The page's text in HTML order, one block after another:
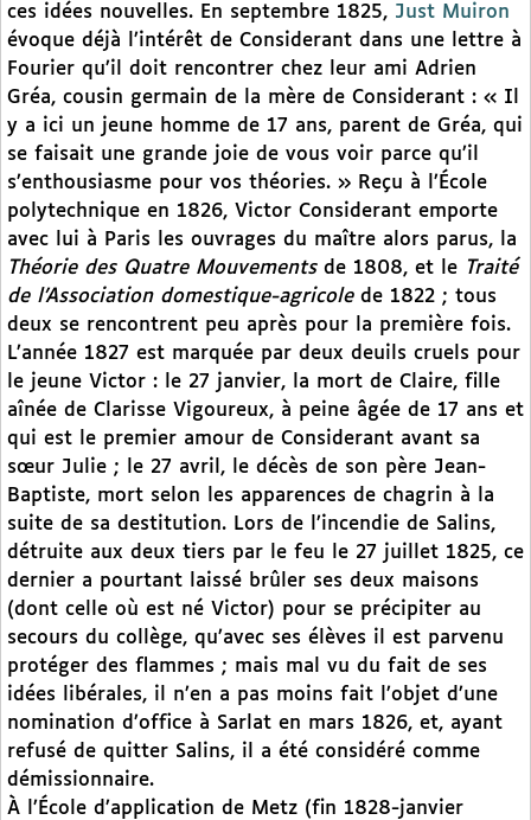
ces idées nouvelles. En septembre 1825, Just Muiron
évoque déjà l’intérêt de Considerant dans une lettre à
Fourier qu’il doit rencontrer chez leur ami Adrien
Gréa, cousin germain de la mère de Considerant : « Il
y a ici un jeune homme de 17 ans, parent de Gréa, qui
se faisait une grande joie de vous voir parce qu’il
s’enthousiasme pour vos théories. » Reçu à l’École
polytechnique en 1826, Victor Considerant emporte
avec lui à Paris les ouvrages du maître alors parus, la
Théorie des Quatre Mouvementsde 1808, et le Traité
de l’Association domestique-agricolede 1822 ; tous
deux se rencontrent peu après pour la première fois.
L’année 1827 est marquée par deux deuils cruels pour
le jeune Victor : le 27 janvier, la mort de Claire, fille
aînée de Clarisse Vigoureux, à peine âgée de 17 ans et
qui est le premier amour de Considerant avant sa
sœur Julie ; le 27 avril, le décès de son père Jean-
Baptiste, mort selon les apparences de chagrin à la
suite de sa destitution. Lors de l’incendie de Salins,
détruite aux deux tiers par le feu le 27 juillet 1825, ce
dernier a pourtant laissé brûler ses deux maisons
(dont celle où est né Victor) pour se précipiter au
secours du collège, qu’avec ses élèves il est parvenu
protéger des flammes ; mais mal vu du fait de ses
idées libérales, il n’en a pas moins fait l’objet d’une
nomination d’office à Sarlat en mars 1826, et, ayant
refusé de quitter Salins, il a été considéré comme
démissionnaire.
À l’École d’application de Metz (fin 1828-janvier